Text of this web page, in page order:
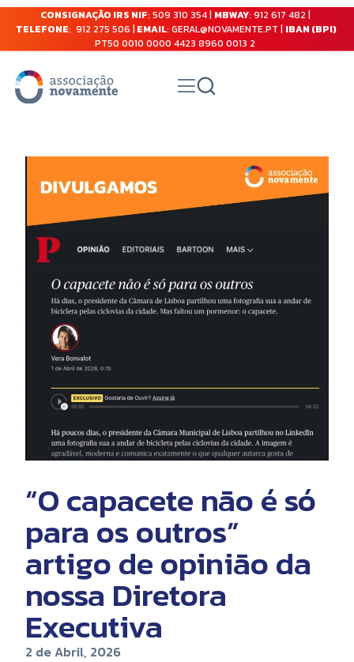
CONSIGNAÇÃO IRS NIF: 509 310 354 | MBWAY: 912 617 482 |
TELEFONE: 912 275 506 | EMAIL: GERAL@NOVAMENTE.PT | IBAN (BPI)
PT50 0010 0000 4423 8960 0013 2
“O capacete não é só
para os outros”
artigo de opinião da
nossa Diretora
Executiva
2 de Abril, 2026